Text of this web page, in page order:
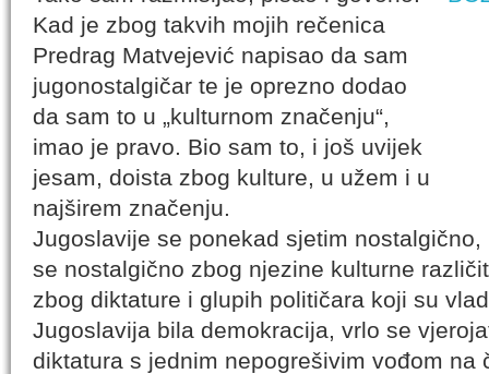
Kad je zbog takvih mojih rečenica
Predrag Matvejević napisao da sam
jugonostalgičar te je oprezno dodao
da sam to u „kulturnom značenju“,
imao je pravo. Bio sam to, i još uvijek
jesam, doista zbog kulture, u užem i u
najširem značenju.
Jugoslavije se ponekad sjetim
se nostalgično zbog njezine kulturne
zbog diktature i glupih političara koji su
Jugoslavija bila demokracija, vrlo se
diktatura s jednim nepogrešivim vođom na